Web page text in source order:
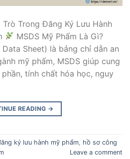
Trò Trong Đăng Ký Lưu Hành
MSDS Mỹ Phẩm Là Gì?
Sheet) là bảng chỉ dẫn an
mỹ phẩm, MSDS giúp cung
tính chất hóa học, nguy
READING →
ký lưu hành mỹ phẩm, hồ sơ công
Leave a comment